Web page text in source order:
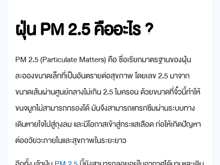
ฝุ่น PM 2.5 คืออะไร ?
PM 2.5 (Particulate Matters) คือ ชื่อเรียกมาตรฐานของฝุ่น
ละอองขนาดเล็กที่เป็นอันตรายต่อสุขภาพ โดยเลข 2.5 มาจาก
ขนาดเส้นผ่านศูนย์กลางไม่เกิน 2.5 ไมครอน ด้วยขนาดที่จิ๋วนี้ทำให้
ขนจมูกไม่สามารถกรองได้ มันจึงสามารถแทรกซึมผ่านระบบทาง
เดินหายใจไปสู่ถุงลม และมีโอกาสเข้าสู่กระแสเลือด ก่อให้เกิดปัญหา
ต่ออวัยวะภายในและสุขภาพในระยะยาว